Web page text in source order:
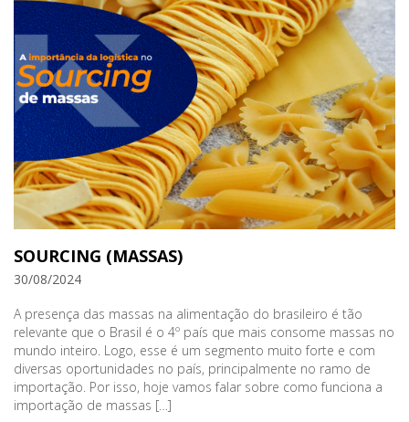
SOURCING (MASSAS)
30/08/2024
A presença das massas na alimentação do brasileiro é tão
relevante que o Brasil é o 4º país que mais consome massas no
mundo inteiro. Logo, esse é um segmento muito forte e com
diversas oportunidades no país, principalmente no ramo de
importação. Por isso, hoje vamos falar sobre como funciona a
importação de massas […]